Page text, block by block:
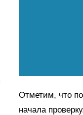
Отметим, что
начала